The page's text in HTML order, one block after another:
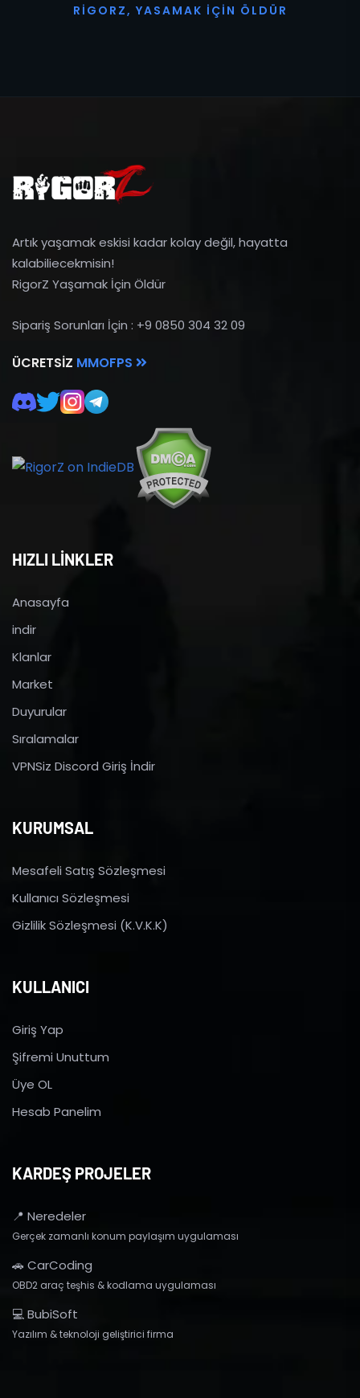
R I G O R Z, YASAMAK İ ÇI N Ö L D Ü R
Artık yaşamak eskisi kadar kolay değil, hayatta
kalabiliecekmisin!
RigorZ Yaşamak İçin Öldür
Sipariş Sorunları İçin : +9 0850 304 32 09
ÜCRETSIZ MMOFPS
HIZLI LİNKLER
Anasayfa
indir
Klanlar
Market
Duyurular
Sıralamalar
VPNSiz Discord Giriş İndir
KURUMSAL
Mesafeli Satış Sözleşmesi
Kullanıcı Sözleşmesi
Gizlilik Sözleşmesi (K.V.K.K)
KULLANICI
Giriş Yap
Şifremi Unuttum
Üye OL
Hesab Panelim
KARDEŞ PROJELER
📍 Neredeler
Gerçek zamanlı konum paylaşım uygulaması
🚗 CarCoding
OBD2 araç teşhis & kodlama uygulaması
💻 BubiSoft
Yazılım & teknoloji geliştirici firma